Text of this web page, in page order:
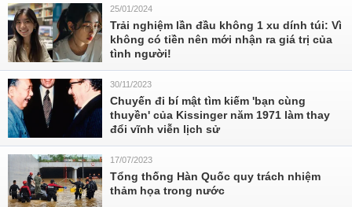
25/01/2024
Trải nghiệm lần đầu không 1 xu dính túi: Vì
không có tiền nên mới nhận ra giá trị của
tình người!
30/11/2023
Chuyến đi bí mật tìm kiếm 'bạn cùng
thuyền' của Kissinger năm 1971 làm thay
đổi vĩnh viễn lịch sử
17/07/2023
Tổng thống Hàn Quốc quy trách nhiệm
thảm họa trong nước